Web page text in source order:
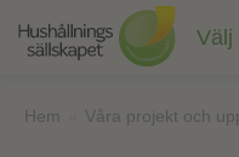
innehåll
Välj
Hem Våra projekt och